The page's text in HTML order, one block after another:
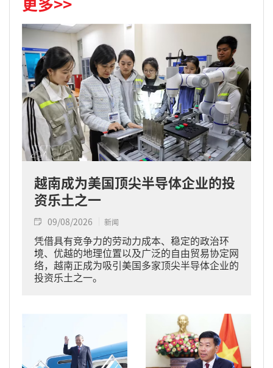
越南成为美国顶尖半导体企业的投
资乐土之一
09/08/2026 新闻
凭借具有竞争力的劳动力成本、稳定的政治环
境、优越的地理位置以及广泛的自由贸易协定网
络，越南正成为吸引美国多家顶尖半导体企业的
投资乐土之一。